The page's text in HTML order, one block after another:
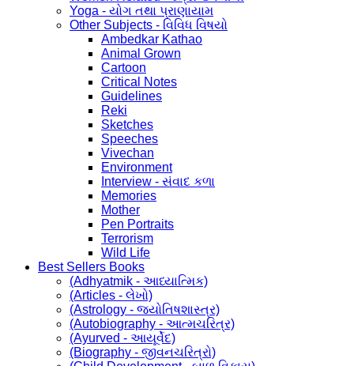
Yoga - યોગ તથા પ્રાણાયામ
Other Subjects - વિવિધ વિષયો
Ambedkar Kathao
Animal Grown
Cartoon
Critical Notes
Guidelines
Reki
Sketches
Speeches
Vivechan
Environment
Interview - સંવાદ કળા
Memories
Mother
Pen Portraits
Terrorism
Wild Life
Best Sellers Books
(Adhyatmik - આધ્યાત્મિક)
(Articles - લેખો)
(Astrology - જ્યોતિષશાસ્ત્ર)
(Autobiography - આત્મચરિત્ર)
(Ayurved - આયૂર્વેદ)
(Biography - જીવનચરિત્રો)